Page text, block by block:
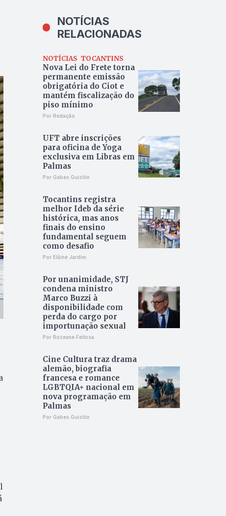
NOTÍCIAS
RELACIONADAS
NOTÍCIAS TOCANTINS
Nova Lei do Frete torna
permanente emissão
obrigatória do Ciot e
mantém fiscalização do
piso mínimo
Por Redação
UFT abre inscrições
para oficina de Yoga
exclusiva em Libras em
Palmas
Por Gabes Guizilin
Tocantins registra
melhor Ideb da série
histórica, mas anos
finais do ensino
fundamental seguem
como desafio
Por Elâine Jardim
Por unanimidade, STJ
condena ministro
Marco Buzzi à
disponibilidade com
perda do cargo por
importunação sexual
Por Rozeane Feitosa
Cine Cultura traz drama
alemão, biografia
francesa e romance
LGBTQIA+ nacional em
nova programação em
Palmas
Por Gabes Guizilin